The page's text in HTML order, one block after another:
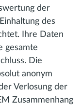
der
des
Ihre Daten
gesamte
Die
anonym
Verlosung der
Zusammenhang